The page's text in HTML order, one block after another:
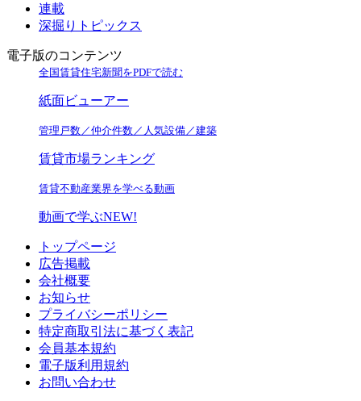
連載
深掘りトピックス
電子版のコンテンツ
全国賃貸住宅新聞をPDFで読む
紙面ビューアー
管理戸数／仲介件数／人気設備／建築
賃貸市場ランキング
賃貸不動産業界を学べる動画
動画で学ぶNEW!
トップページ
広告掲載
会社概要
お知らせ
プライバシーポリシー
特定商取引法に基づく表記
会員基本規約
電子版利用規約
お問い合わせ